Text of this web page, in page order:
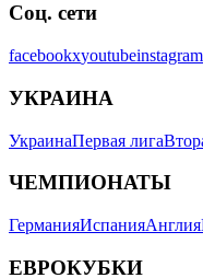
Соц. сети
facebookxyoutubeinstagram
УКРАИНА
УкраинаПервая лига
ЧЕМПИОНАТЫ
ГерманияИспанияАнглия
ЕВРОКУБКИ